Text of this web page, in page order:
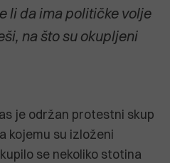
li da ima političke volje
na što su okupljeni
je održan protestni skup
kojemu su izloženi
se nekoliko stotina